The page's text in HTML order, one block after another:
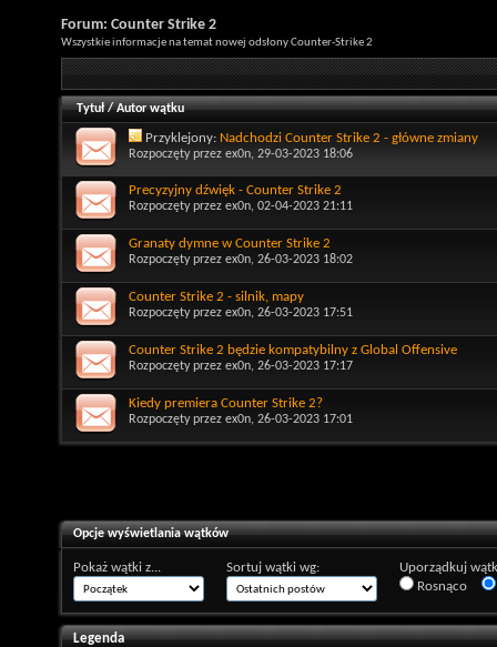
Forum: Counter Strike 2
Wszystkie informacje na temat nowej odsłony Counter-Strike 2
Tytuł/Autor wątku
Przyklejony: Nadchodzi Counter Strike 2 - główne zmiany
Rozpoczęty przez ex0n, 29-03-2023 18:06
Precyzyjny dźwięk - Counter Strike 2
Rozpoczęty przez ex0n, 02-04-2023 21:11
Granaty dymne w Counter Strike 2
Rozpoczęty przez ex0n, 26-03-2023 18:02
Counter Strike 2 - silnik, mapy
Rozpoczęty przez ex0n, 26-03-2023 17:51
Counter Strike 2 będzie kompatybilny z Global Offensive
Rozpoczęty przez ex0n, 26-03-2023 17:17
Kiedy premiera Counter Strike 2?
Rozpoczęty przez ex0n, 26-03-2023 17:01
Opcje wyświetlania wątków
Pokaż wątki z... Sortuj wątki wg:
Uporządkuj
Rosnąco
Legenda